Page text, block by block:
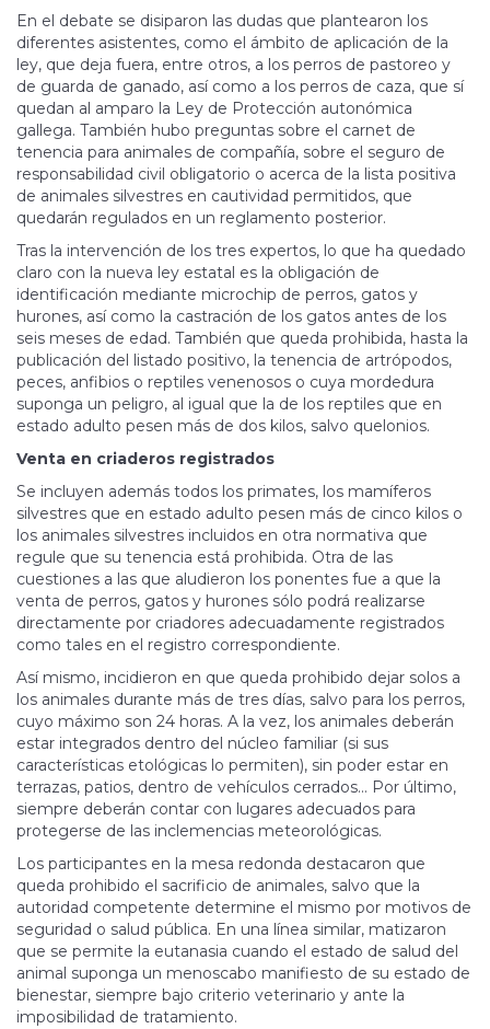
En el debate se disiparon las dudas que plantearon los
diferentes asistentes, como el ámbito de aplicación de la
ley, que deja fuera, entre otros, a los perros de pastoreo y
de guarda de ganado, así como a los perros de caza, que sí
quedan al amparo la Ley de Protección autonómica
gallega. También hubo preguntas sobre el carnet de
tenencia para animales de compañía, sobre el seguro de
responsabilidad civil obligatorio o acerca de la lista positiva
de animales silvestres en cautividad permitidos, que
quedarán regulados en un reglamento posterior.
Tras la intervención de los tres expertos, lo que ha quedado
claro con la nueva ley estatal es la obligación de
identificación mediante microchip de perros, gatos y
hurones, así como la castración de los gatos antes de los
seis meses de edad. También que queda prohibida, hasta la
publicación del listado positivo, la tenencia de artrópodos,
peces, anfibios o reptiles venenosos o cuya mordedura
suponga un peligro, al igual que la de los reptiles que en
estado adulto pesen más de dos kilos, salvo quelonios.
Venta en criaderos registrados
Se incluyen además todos los primates, los mamíferos
silvestres que en estado adulto pesen más de cinco kilos o
los animales silvestres incluidos en otra normativa que
regule que su tenencia está prohibida. Otra de las
cuestiones a las que aludieron los ponentes fue a que la
venta de perros, gatos y hurones sólo podrá realizarse
directamente por criadores adecuadamente registrados
como tales en el registro correspondiente.
Así mismo, incidieron en que queda prohibido dejar solos a
los animales durante más de tres días, salvo para los perros,
cuyo máximo son 24 horas. A la vez, los animales deberán
estar integrados dentro del núcleo familiar (si sus
características etológicas lo permiten), sin poder estar en
terrazas, patios, dentro de vehículos cerrados... Por último,
siempre deberán contar con lugares adecuados para
protegerse de las inclemencias meteorológicas.
Los participantes en la mesa redonda destacaron que
queda prohibido el sacrificio de animales, salvo que la
autoridad competente determine el mismo por motivos de
seguridad o salud pública. En una línea similar, matizaron
que se permite la eutanasia cuando el estado de salud del
animal suponga un menoscabo manifiesto de su estado de
bienestar, siempre bajo criterio veterinario y ante la
imposibilidad de tratamiento.